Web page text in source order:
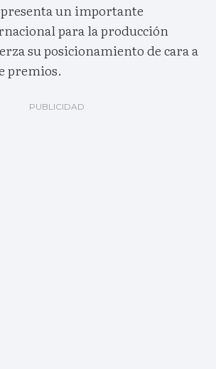
un importante
para la producción
su posicionamiento de cara a
premios.